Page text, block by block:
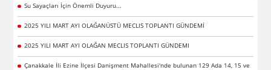
Su Sayaçları İçin Önemli Duyuru...
2025 YILI MART AYI OLAĞANÜSTÜ MECLIS TOPLANTI GÜNDEMİ
2025 YILI MART AYI OLAĞAN MECLIS TOPLANTI GÜNDEMI
Çanakkale İli Ezine İlçesi Danişment Mahallesi'nde bulunan 129 Ada 14, 15 ve